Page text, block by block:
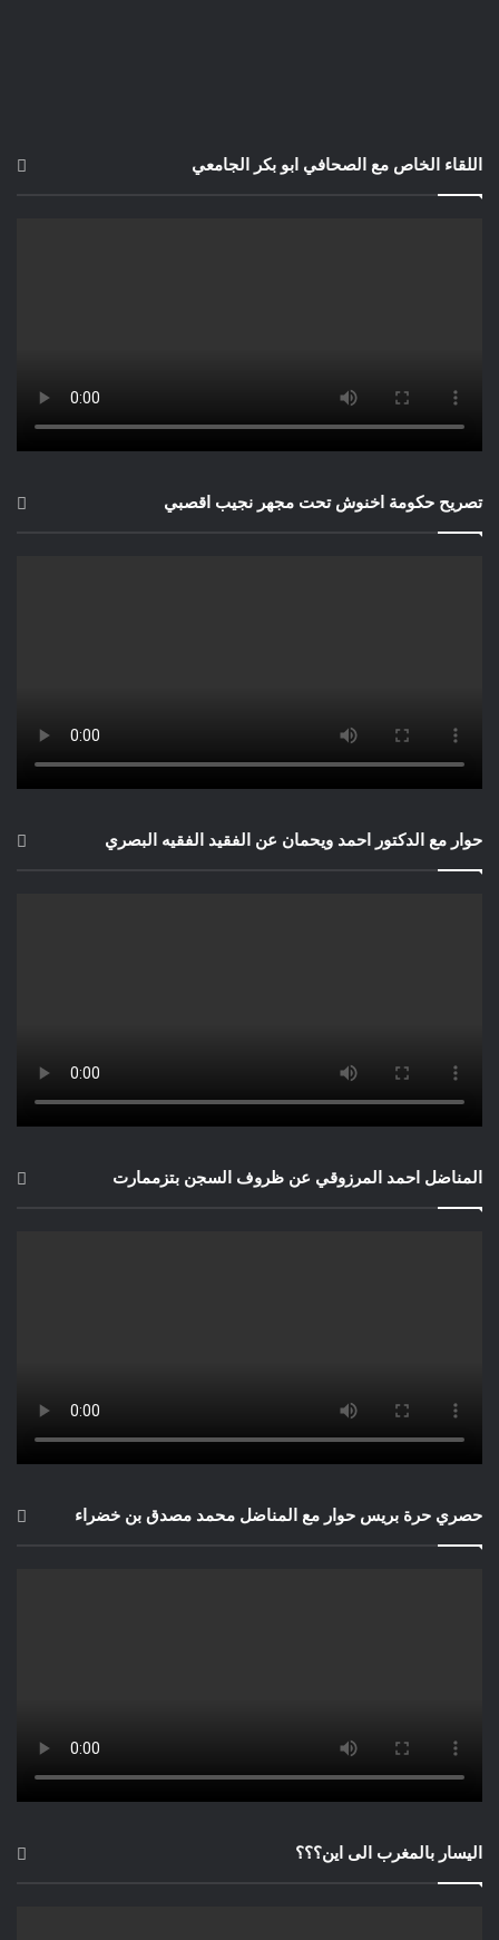
اللقاء الخاص مع الصحافي ابو بكر الجامعي
تصريح حكومة اخنوش تحت مجهر نجيب اقصبي
حوار مع الدكتور احمد ويحمان عن الفقيد الفقيه البصري
المناضل احمد المرزوقي عن ظروف السجن بتزممارت
حصري حرة بريس حوار مع المناضل محمد مصدق بن خضراء
اليسار بالمغرب الى اين؟؟؟